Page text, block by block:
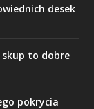
desek
skup to dobre
pokrycia